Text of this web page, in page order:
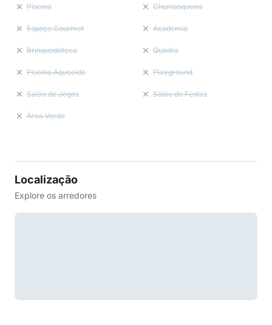
Piscina Churrasqueira
Espaço Gourmet Academia
Brinquedoteca Quadra
Piscina Aquecida Playground
Salão de Jogos Salão de Festas
Área Verde
Localização
Explore os arredores